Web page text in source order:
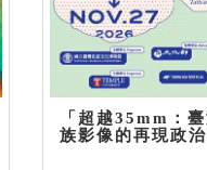
「超越35mm：
族影像的再現政